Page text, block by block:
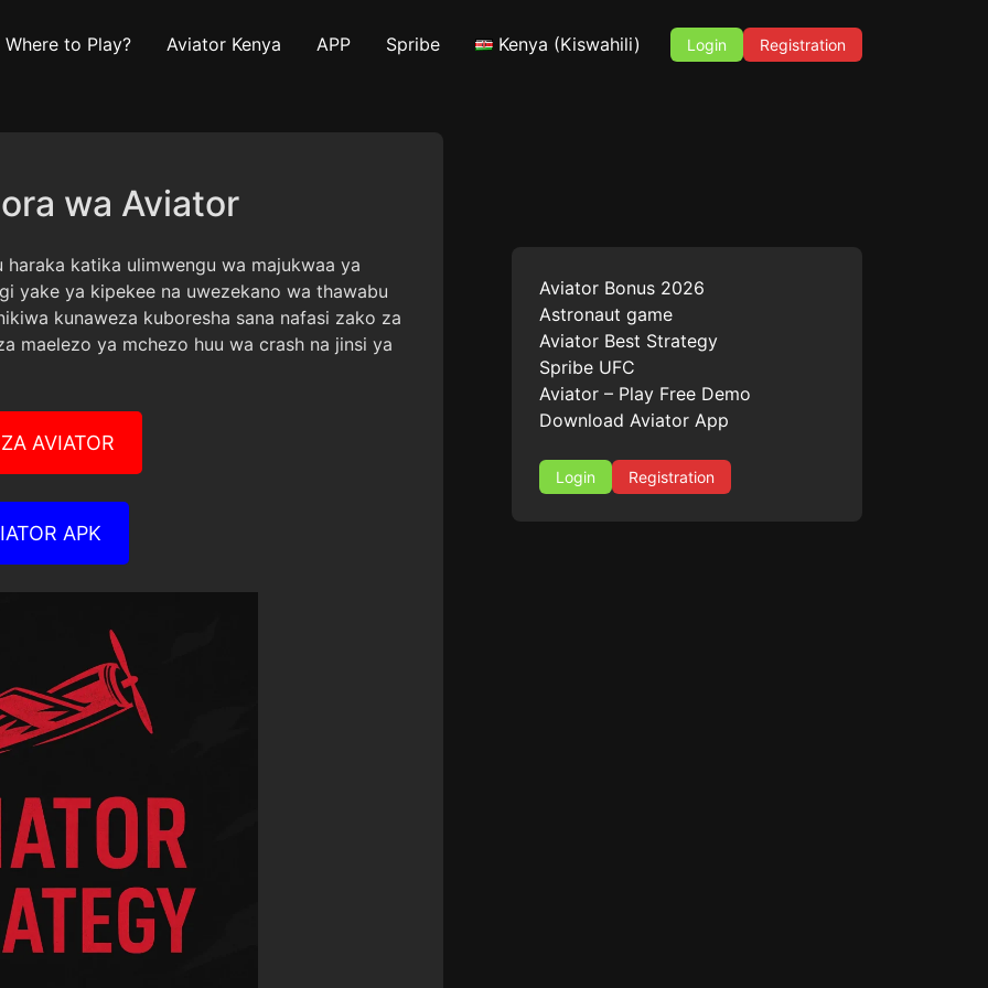
Where to Play? Aviator Kenya APP Spribe Kenya (Kiswahili) Login Registration
wa Aviator
katika ulimwengu wa majukwaa ya
yake ya kipekee na uwezekano wa thawabu
kunaweza kuboresha sana nafasi zako za
maelezo ya mchezo huu wa crash na jinsi ya
AVIATOR
APK
Aviator Bonus 2026
Astronaut game
Aviator Best Strategy
Spribe UFC
Aviator – Play Free Demo
Download Aviator App
Login Registration